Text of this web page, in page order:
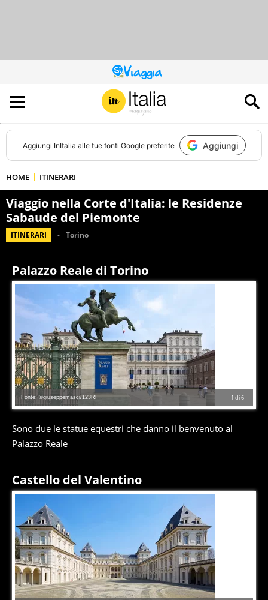
QUESTO
SITO
CONTRIBUISCE
ALL’AUDIENCE
DI
Aggiungi InItalia alle tue fonti Google preferite Aggiungi
HOME ITINERARI
Viaggio nella Corte d'Italia: le Residenze
Sabaude del Piemonte
ITINERARI Torino
Palazzo Reale di Torino
1 di6
Fonte: ©giuseppemasci/123RF
Sono due le statue equestri che danno il benvenuto al
Palazzo Reale
Castello del Valentino